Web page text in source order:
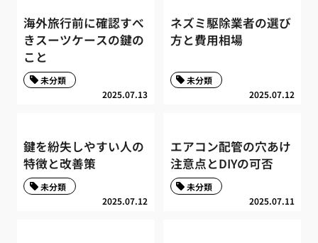
海外旅行前に確認すべ
きスーツケースの鍵の
こと
2025.07.13
未分類
ネズミ駆除業者の選び
方と費用相場
2025.07.12
未分類
鍵を紛失しやすい人の
特徴と改善策
2025.07.12
未分類
エアコン配管の穴あけ
注意点とDIYの可否
2025.07.11
未分類